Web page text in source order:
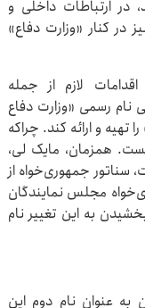
در ارتباطات داخلی و
در کنار «وزارت دفاع»
لازم از جمله
نام رسمی «وزارت دفاع
تهیه و ارائه کند. چراکه
همزمان،‌ مایک لی،
سناتور جمهوری‌خواه از
مجلس نمایندگان
به این تغییر نام
به عنوان نام دوم این